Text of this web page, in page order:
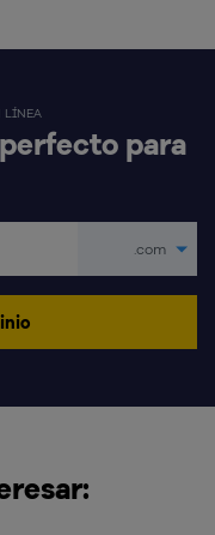
LÍNEA
para
.com